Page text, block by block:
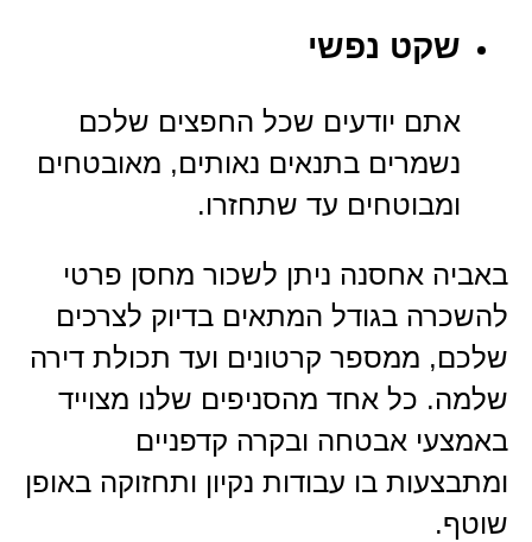
שקט נפשי
אתם יודעים שכל החפצים שלכם
נשמרים בתנאים נאותים, מאובטחים
ומבוטחים עד שתחזרו.
באביה אחסנה ניתן לשכור מחסן פרטי
להשכרה בגודל המתאים בדיוק לצרכים
שלכם, ממספר קרטונים ועד תכולת דירה
שלמה. כל אחד מהסניפים שלנו מצוייד
באמצעי אבטחה ובקרה קדפניים
ומתבצעות בו עבודות נקיון ותחזוקה באופן
שוטף.